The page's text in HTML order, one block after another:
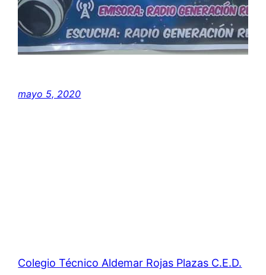
mayo 5, 2020
Colegio Técnico Aldemar Rojas Plazas C.E.D.